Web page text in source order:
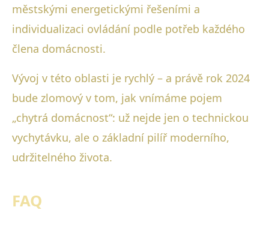
městskými energetickými řešeními a
individualizaci ovládání podle potřeb každého
člena domácnosti.
Vývoj v této oblasti je rychlý – a právě rok 2024
bude zlomový v tom, jak vnímáme pojem
„chytrá domácnost“: už nejde jen o technickou
vychytávku, ale o základní pilíř moderního,
udržitelného života.
FAQ